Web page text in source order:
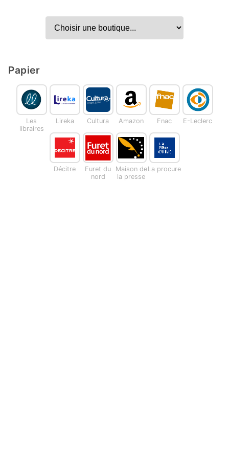
Papier
Les
libraires
Lireka Cultura Amazon Fnac E-Leclerc
Décitre
Furet du
nord
Maison de
la presse
La procure